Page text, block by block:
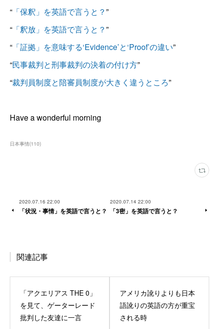
“ 「保釈」を英語で言うと？”
“ 「釈放」を英語で言うと？”
“ 「証拠」を意味する‘Evidence’と‘Proof’の違い”
“民事裁判と刑事裁判の決着の付け方”
“裁判員制度と陪審員制度が大きく違うところ”
Have a wonderful morning
日本事情(110)
2020.07.16 22:00
「状況・事情」を英語で言うと？
2020.07.14 22:00
「3密」を英語で言うと？
関連記事
「アクエリアス THE 0」
を見て、ゲーターレード
批判した友達に一言
アメリカ訛りよりも日本
語訛りの英語の方が重宝
される時